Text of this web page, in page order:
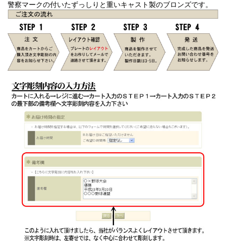
警察マークの付いたずっしりと重いキャスト製のブロンズです。